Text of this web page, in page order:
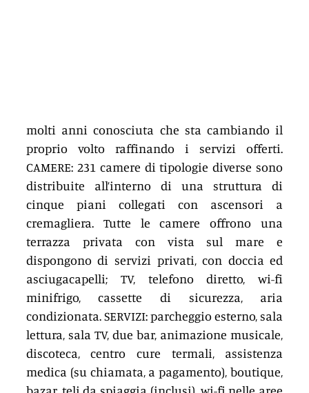
molti anni conosciuta che sta cambiando il
proprio volto raffinando i servizi offerti.
CAMERE: 231 camere di tipologie diverse sono
distribuite all’interno di una struttura di
cinque piani collegati con ascensori a
cremagliera. Tutte le camere offrono una
terrazza privata con vista sul mare e
dispongono di servizi privati, con doccia ed
asciugacapelli; TV, telefono diretto, wi-fi
minifrigo, cassette di sicurezza, aria
condizionata. SERVIZI: parcheggio esterno, sala
lettura, sala TV, due bar, animazione musicale,
discoteca, centro cure termali, assistenza
medica (su chiamata, a pagamento), boutique,